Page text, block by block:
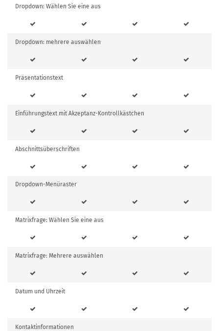
Dropdown: Wählen Sie eine aus
Dropdown: mehrere auswählen
Präsentationstext
Einführungstext mit Akzeptanz-Kontrollkästchen
Abschnittsüberschriften
Dropdown-Menüraster
Matrixfrage: Wählen Sie eine aus
Matrixfrage: Mehrere auswählen
Datum und Uhrzeit
Kontaktinformationen